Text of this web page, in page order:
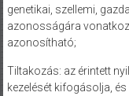
genetikai, szellemi,
azonosságára
azonosítható;
Tiltakozás: az érintett
kezelését kifogásolja,